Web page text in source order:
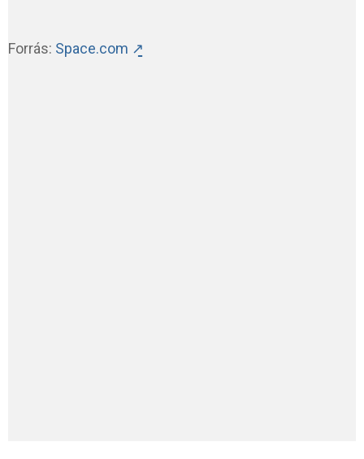
Forrás: Space.com ↗̱